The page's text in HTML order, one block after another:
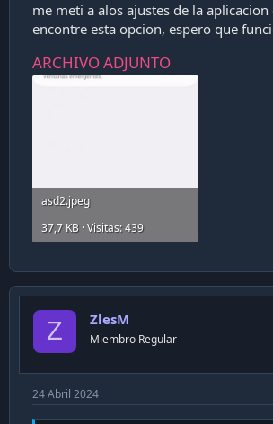
me meti a alos ajustes de la aplicacion
encontre esta opcion, espero que
ARCHIVO ADJUNTO
asd2.jpeg
37,7 KB · Visitas: 439
Z ZlesM
Miembro Regular
24 Abril 2024